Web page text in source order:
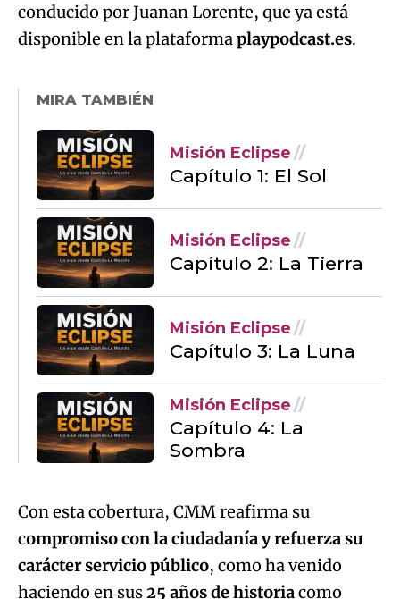
conducido por Juanan Lorente, que ya está
disponible en la plataformaplaypodcast.es.
MIRA TAMBIÉN
Misión Eclipse
Capítulo 1: El Sol
Misión Eclipse
Capítulo 2: La Tierra
Misión Eclipse
Capítulo 3: La Luna
Misión Eclipse
Capítulo 4: La
Sombra
Con esta cobertura, CMM reafirma su
compromiso con la ciudadanía y refuerza su
carácter servicio público, como ha venido
haciendo en sus25 años de historiacomo